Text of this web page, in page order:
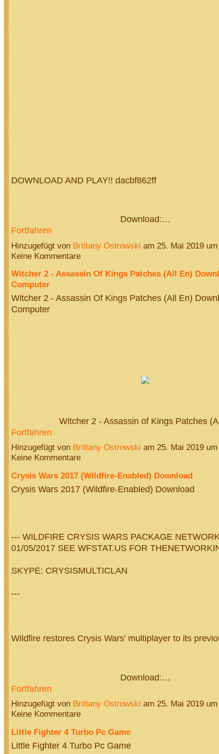
DOWNLOAD AND PLAY!! dacbf862ff
Download:…
Fortfahren
Hinzugefügt von Brittany Ostrowski am 25. Mai 2019
Keine Kommentare
Witcher 2 - Assassin Of Kings Patches (All En)
Computer
Witcher 2 - Assassin Of Kings Patches (All En)
Computer
Witcher 2 - Assassin of Kings Patches
Fortfahren
Hinzugefügt von Brittany Ostrowski am 25. Mai 2019
Keine Kommentare
Crysis Wars 2017 (Wildfire-Enabled) Download
Crysis Wars 2017 (Wildfire-Enabled) Download
--- WILDFIRE CRYSIS WARS PACKAGE
01/05/2017 SEE WFSTAT.US FOR
SKYPE: CRYSISMULTICLAN
---
Wildfire restores Crysis Wars' multiplayer to its
Download:…
Fortfahren
Hinzugefügt von Brittany Ostrowski am 25. Mai 2019
Keine Kommentare
Little Fighter 4 Turbo Pc Game
Little Fighter 4 Turbo Pc Game